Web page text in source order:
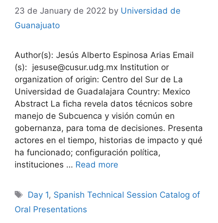
23 de January de 2022 by Universidad de
Guanajuato
Author(s): Jesús Alberto Espinosa Arias Email
(s): jesuse@cusur.udg.mx Institution or
organization of origin: Centro del Sur de La
Universidad de Guadalajara Country: Mexico
Abstract La ficha revela datos técnicos sobre
manejo de Subcuenca y visión común en
gobernanza, para toma de decisiones. Presenta
actores en el tiempo, historias de impacto y qué
ha funcionado; configuración política,
instituciones … Read more
Tags
Day 1, Spanish Technical Session Catalog of
Oral Presentations